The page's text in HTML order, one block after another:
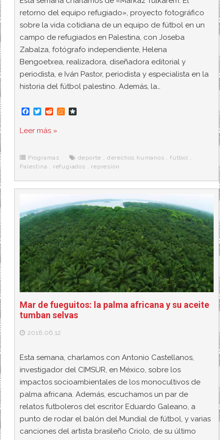
retorno del equipo refugiado», proyecto fotográfico
sobre la vida cotidiana de un equipo de fútbol en un
campo de refugiados en Palestina, con Joseba
Zabalza, fotógrafo independiente, Helena
Bengoetxea, realizadora, diseñadora editorial y
periodista, e Iván Pastor, periodista y especialista en la
historia del fútbol palestino. Además, la…
F
c
e
o
k
T
i
t
r
R
d
M
e
r
a
Leer más »
Programas deporte , derechos humanos , fútbol ,
Palestina , refugiados , represión
Mar de fueguitos: la palma africana y su aceite
tumban selvas
2018.06.12
Esta semana, charlamos con Antonio Castellanos,
investigador del CIMSUR, en México, sobre los
impactos socioambientales de los monocultivos de
palma africana. Además, escuchamos un par de
relatos futboleros del escritor Eduardo Galeano, a
punto de rodar el balón del Mundial de fútbol, y varias
canciones del artista brasileño Criolo, de su último